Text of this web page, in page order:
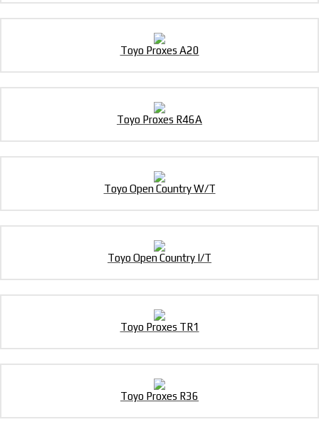
Toyo Proxes A20
Toyo Proxes R46A
Toyo Open Country W/T
Toyo Open Country I/T
Toyo Proxes TR1
Toyo Proxes R36